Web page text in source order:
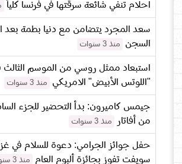
احلام تنفي شائعة سرقتها في فرنسا كلياً
سعد المجرد يتضامن مع دنيا بطمة بعد
السجن
منذ 3 سنوات
استبعاد ممثل روسي من الموسم
"اللوتس الأبيض" الامريكي
منذ 3 سنوات
جيمس كاميرون: بدأ التحضير للجزء
من أفاتار
منذ 3 سنوات
حفل جوائز الجرامي: دعوة للسلام في غزة
سويفت تفوز بجائزة ألبوم العام
منذ 3 سنوات